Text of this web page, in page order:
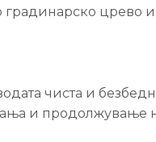
црево
чиста и
и продолжување